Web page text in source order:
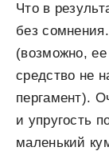
Что в
без
(возможно, ее
средство не
пергамент).
и упругость
маленький